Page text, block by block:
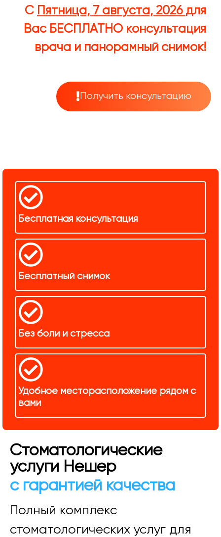
С Пятница, 7 августа, 2026 для
Вас БЕСПЛАТНО консультация
врача и панорамный снимок!
Получить консультацию
Бесплатная консультация
Бесплатный снимок
Без боли и стресса
Удобное месторасположение рядом с
вами
Стоматологические
услуги Нешер
с гарантией качества
Полный комплекс
стоматологических услуг для